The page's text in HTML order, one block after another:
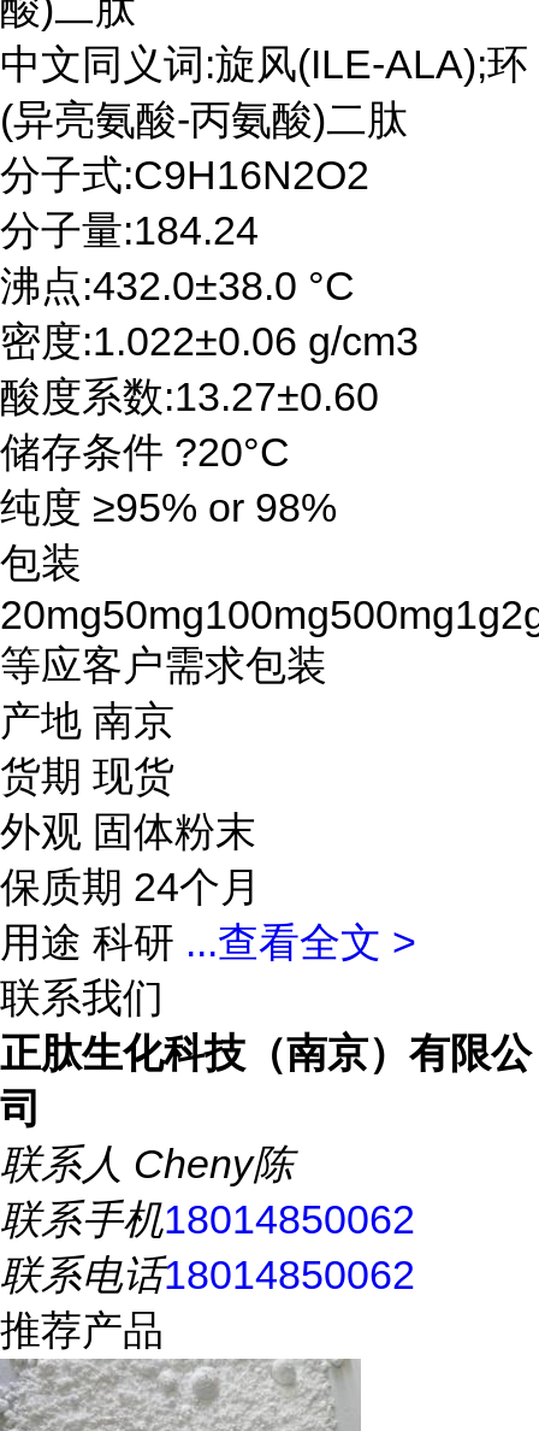
中文同义词:旋风(ILE-ALA);环
(异亮氨酸-丙氨酸)二肽
分子式:C9H16N2O2
分子量:184.24
沸点:432.0±38.0 °C
密度:1.022±0.06 g/cm3
酸度系数:13.27±0.60
储存条件 ?20°C
纯度 ≥95% or 98%
包装
等应客户需求包装
产地 南京
货期 现货
外观 固体粉末
保质期 24个月
用途 科研 ...查看全文 >
联系我们
正肽生化科技（南京）有限公
司
联系人 Cheny陈
联系手机18014850062
联系电话18014850062
推荐产品